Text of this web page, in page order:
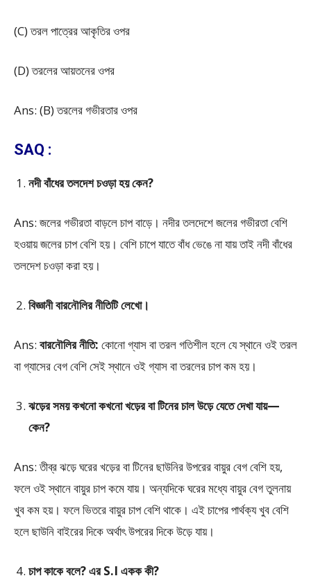
(C) তরল পাত্রের আকৃতির ওপর
(D) তরলের আয়তনের ওপর
Ans: (B) তরলের গভীরতার ওপর
SAQ :
নদী বাঁধের তলদেশ চওড়া হয় কেন?
Ans: জলের গভীরতা বাড়লে চাপ বাড়ে। নদীর তলদেশে জলের গভীরতা বেশি
হওয়ায় জলের চাপ বেশি হয়। বেশি চাপে যাতে বাঁধ ভেঙে না যায় তাই নদী বাঁধের
তলদেশ চওড়া করা হয়।
বিজ্ঞানী বারনৌলির নীতিটি লেখো।
Ans: বারনৌলির নীতি: কোনো গ্যাস বা তরল গতিশীল হলে যে স্থানে ওই তরল
বা গ্যাসের বেগ বেশি সেই স্থানে ওই গ্যাস বা তরলের চাপ কম হয়।
ঝড়ের সময় কখনো কখনো খড়ের বা টিনের চাল উড়ে যেতে দেখা যায়—
কেন?
Ans: তীব্র ঝড়ে ঘরের খড়ের বা টিনের ছাউনির উপরের বায়ুর বেগ বেশি হয়,
ফলে ওই স্থানে বায়ুর চাপ কমে যায়। অন্যদিকে ঘরের মধ্যে বায়ুর বেগ তুলনায়
খুব কম হয়। ফলে ভিতরে বায়ুর চাপ বেশি থাকে। এই চাপের পার্থক্য খুব বেশি
হলে ছাউনি বাইরের দিকে অর্থাৎ উপরের দিকে উড়ে যায়।
চাপ কাকে বলে? এর S.I একক কী?